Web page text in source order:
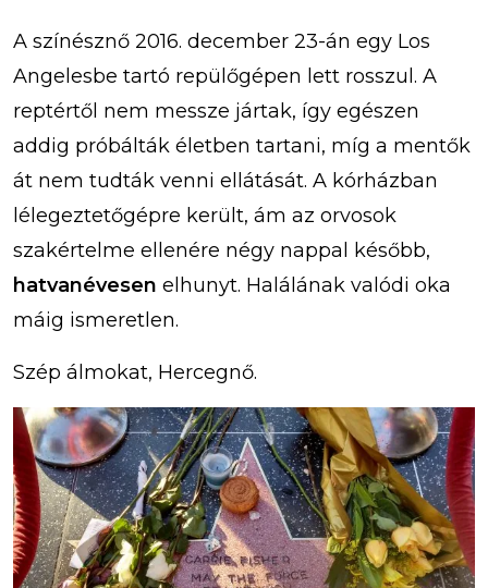
A színésznő 2016. december 23-án egy Los
Angelesbe tartó repülőgépen lett rosszul. A
reptértől nem messze jártak, így egészen
addig próbálták életben tartani, míg a mentők
át nem tudták venni ellátását. A kórházban
lélegeztetőgépre került, ám az orvosok
szakértelme ellenére négy nappal később,
hatvanévesen elhunyt. Halálának valódi oka
máig ismeretlen.
Szép álmokat, Hercegnő.